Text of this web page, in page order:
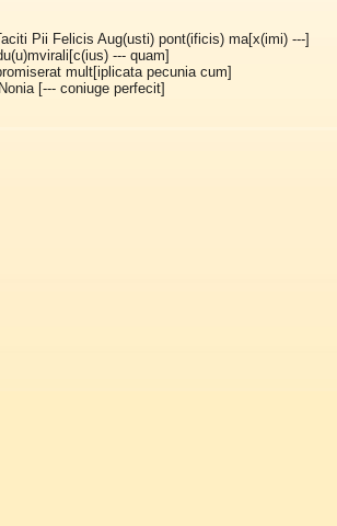
Pii Felicis Aug(usti) pont(ificis) ma[x(imi) ---]
--- quam]
mult[iplicata pecunia cum]
[--- coniuge perfecit]